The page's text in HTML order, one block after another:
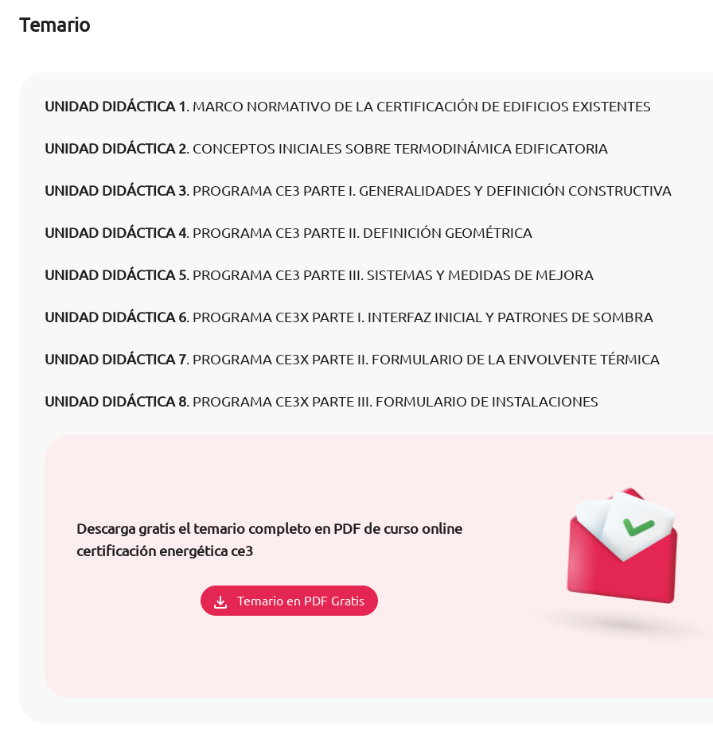
Temario
UNIDAD DIDÁCTICA 1. MARCO NORMATIVO DE LA CERTIFICACIÓN DE EDIFICIOS EXISTENTES
UNIDAD DIDÁCTICA 2. CONCEPTOS INICIALES SOBRE TERMODINÁMICA EDIFICATORIA
UNIDAD DIDÁCTICA 3. PROGRAMA CE3 PARTE I. GENERALIDADES Y DEFINICIÓN CONSTRUCTIVA
UNIDAD DIDÁCTICA 4. PROGRAMA CE3 PARTE II. DEFINICIÓN GEOMÉTRICA
UNIDAD DIDÁCTICA 5. PROGRAMA CE3 PARTE III. SISTEMAS Y MEDIDAS DE MEJORA
UNIDAD DIDÁCTICA 6. PROGRAMA CE3X PARTE I. INTERFAZ INICIAL Y PATRONES DE SOMBRA
UNIDAD DIDÁCTICA 7. PROGRAMA CE3X PARTE II. FORMULARIO DE LA ENVOLVENTE TÉRMICA
UNIDAD DIDÁCTICA 8. PROGRAMA CE3X PARTE III. FORMULARIO DE INSTALACIONES
Descarga gratis el temario completo en PDF de curso online
certificación energética ce3
Temario en PDF Gratis